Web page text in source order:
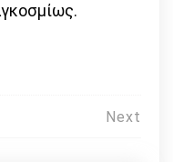
Next